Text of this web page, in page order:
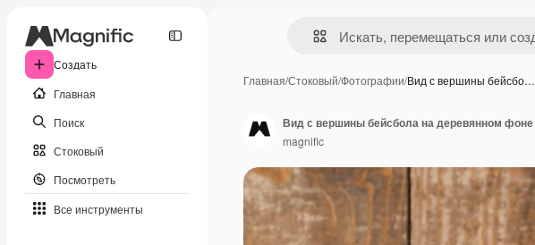
Создать
Главная
Поиск
Стоковый
Посмотреть
Все инструменты
Главная/Стоковый/Фотографии/Вид с вершины бейсбо…
Вид с вершины бейсбола на деревянном фоне
magnific